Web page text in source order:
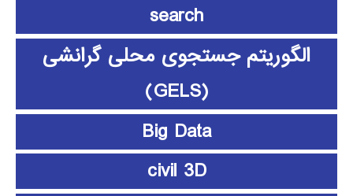
search
الگوریتم جستجوی محلی گرانشی
(GELS)
Big Data
civil 3D